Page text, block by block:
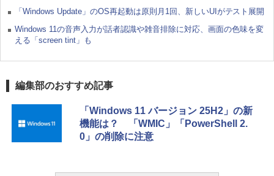
「Windows Update」のOS再起動は原則月1回、新しいUIがテスト展開
Windows 11の音声入力が話者認識や雑音排除に対応、画面の色味を変
える「screen tint」も
編集部のおすすめ記事
「Windows 11 バージョン 25H2」の新
機能は？ 「WMIC」「PowerShell 2.
0」の削除に注意